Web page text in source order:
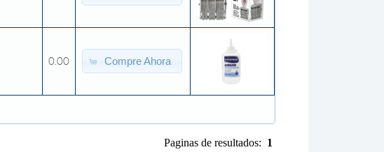
0.00 Compre Ahora
Paginas de resultados: 1